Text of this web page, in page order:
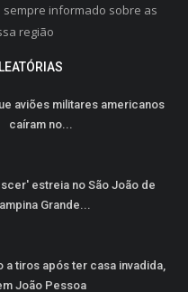
informado sobre as
região
aviões militares americanos
caíram no...
estreia no São João de
Grande...
a tiros após ter casa invadida,
João Pessoa